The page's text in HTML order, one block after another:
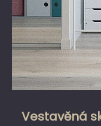
Vestavěná